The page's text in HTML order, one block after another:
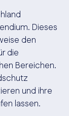
Dieses
den
die
Bereichen.
und ihre
lassen.